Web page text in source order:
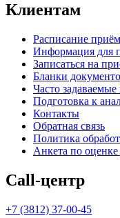
Клиентам
Расписание
Информация для
Записаться на
Бланки
Часто
Подготовка к
Контакты
Обратная связь
Политика
Анкета по оценке
Call-центр
+7 (3812) 37-00-45